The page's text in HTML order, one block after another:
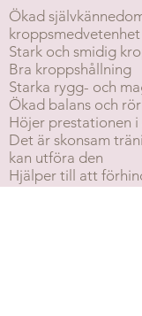
Ökad
kroppsmedvetenhet
Stark och smidig
Bra kroppshållning
Starka rygg- och
Ökad balans och
Höjer prestationen
Det är skonsam
kan utföra den
Hjälper till att